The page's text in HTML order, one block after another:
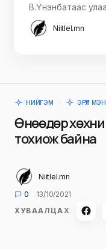
В.Үнэнбатаас
Niitlel.mn
НИЙГЭМ ЭРҮҮЛ
Өнөөдөр
тохиож байна
Niitlel.mn
0
13/10/2021
ХУВААЛЦАХ